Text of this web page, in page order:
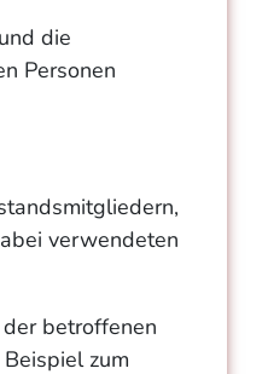
die
Personen
verwendeten
betroffenen
zum